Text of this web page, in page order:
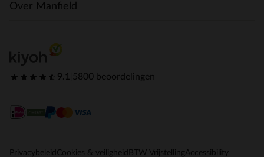
Over Manfield
9.1 5800 beoordelingen
Privacybeleid Cookies & veiligheid BTW VrijstellingAccessibility